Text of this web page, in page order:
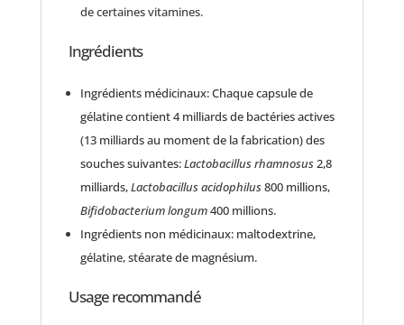
de certaines vitamines.
Ingrédients
Ingrédients médicinaux: Chaque capsule de
gélatine contient 4 milliards de bactéries actives
(13 milliards au moment de la fabrication) des
souches suivantes:Lactobacillus rhamnosus2,8
milliards,Lactobacillus acidophilus800 millions,
Bifidobacterium longum400 millions.
Ingrédients non médicinaux: maltodextrine,
gélatine, stéarate de magnésium.
Usage recommandé